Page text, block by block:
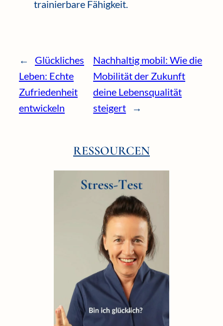
trainierbare Fähigkeit.
←
Glückliches
Leben: Echte
Zufriedenheit
entwickeln
Nachhaltig mobil: Wie die
Mobilität der Zukunft
deine Lebensqualität
steigert
→
RESSOURCEN